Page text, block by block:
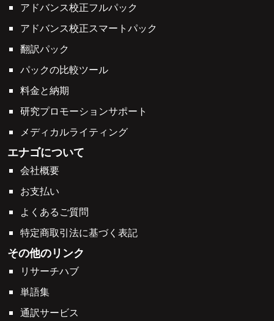
アドバンス校正フルパック
アドバンス校正スマートパック
翻訳パック
パックの比較ツール
料金と納期
研究プロモーションサポート
メディカルライティング
エナゴについて
会社概要
お支払い
よくあるご質問
特定商取引法に基づく表記
その他のリンク
リサーチハブ
単語集
通訳サービス